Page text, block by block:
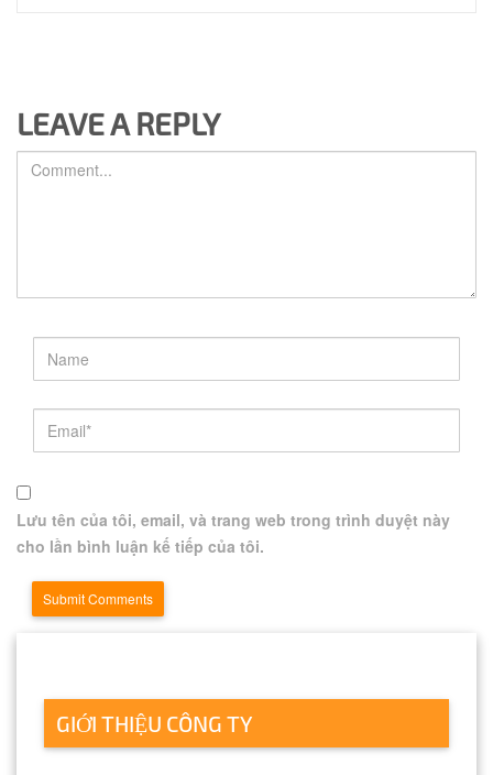
LEAVE A REPLY
Lưu tên của tôi, email, và trang web trong trình duyệt này
cho lần bình luận kế tiếp của tôi.
GIỚI THIỆU CÔNG TY